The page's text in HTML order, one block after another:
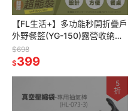
【FL生活+】多功能秒開折疊戶
外野餐籃(YG-150)露營收納籃
手提籃 摺疊收納籃 摺疊籃 收納
籃 桌子 野餐 野餐桌
$698
$399
5
折